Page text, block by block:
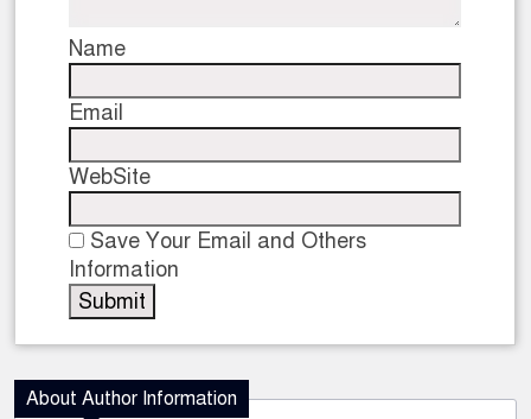
Name
Email
WebSite
Save Your Email and Others
Information
About Author Information